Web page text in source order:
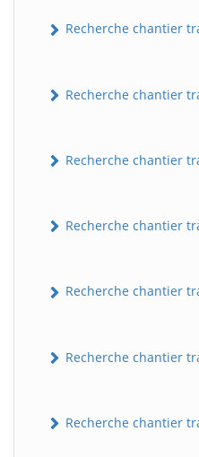
Recherche chantier
Recherche chantier
Recherche chantier
Recherche chantier
Recherche chantier
Recherche chantier
Recherche chantier